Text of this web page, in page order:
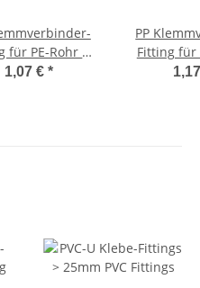
für PE-Rohr >
mit
1,07 € *
PP
Fitting für